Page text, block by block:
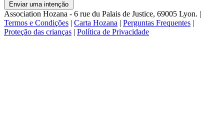
Enviar uma intenção
Association Hozana - 6 rue du Palais de Justice, 69005 Lyon. |
Termos e Condições | Carta Hozana | Perguntas Frequentes |
Proteção das crianças | Política de Privacidade